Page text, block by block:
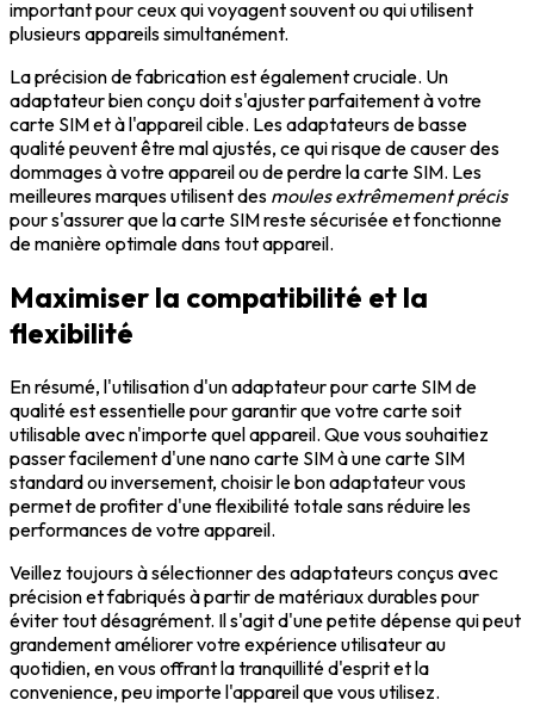
important pour ceux qui voyagent souvent ou qui utilisent
plusieurs appareils simultanément.
La précision de fabrication est également cruciale. Un
adaptateur bien conçu doit s'ajuster parfaitement à votre
carte SIM et à l'appareil cible. Les adaptateurs de basse
qualité peuvent être mal ajustés, ce qui risque de causer des
dommages à votre appareil ou de perdre la carte SIM. Les
meilleures marques utilisent des moules extrêmement précis
pour s'assurer que la carte SIM reste sécurisée et fonctionne
de manière optimale dans tout appareil.
Maximiser la compatibilité et la
flexibilité
En résumé, l'utilisation d'un adaptateur pour carte SIM de
qualité est essentielle pour garantir que votre carte soit
utilisable avec n'importe quel appareil. Que vous souhaitiez
passer facilement d'une nano carte SIM à une carte SIM
standard ou inversement, choisir le bon adaptateur vous
permet de profiter d'une flexibilité totale sans réduire les
performances de votre appareil.
Veillez toujours à sélectionner des adaptateurs conçus avec
précision et fabriqués à partir de matériaux durables pour
éviter tout désagrément. Il s'agit d'une petite dépense qui peut
grandement améliorer votre expérience utilisateur au
quotidien, en vous offrant la tranquillité d'esprit et la
convenience, peu importe l'appareil que vous utilisez.